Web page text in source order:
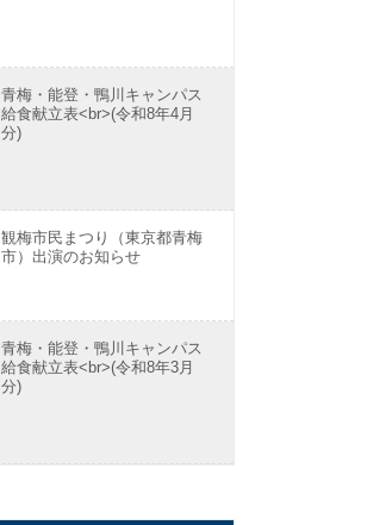
青梅・能登・鴨川キャンパス
給食献立表<br>(令和8年4月
分)
観梅市民まつり（東京都青梅
市）出演のお知らせ
青梅・能登・鴨川キャンパス
給食献立表<br>(令和8年3月
分)